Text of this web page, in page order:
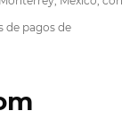
de pagos de